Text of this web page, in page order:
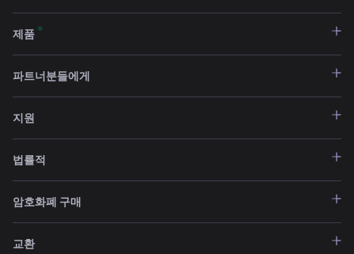
제품
파트너분들에게
지원
법률적
암호화폐 구매
교환